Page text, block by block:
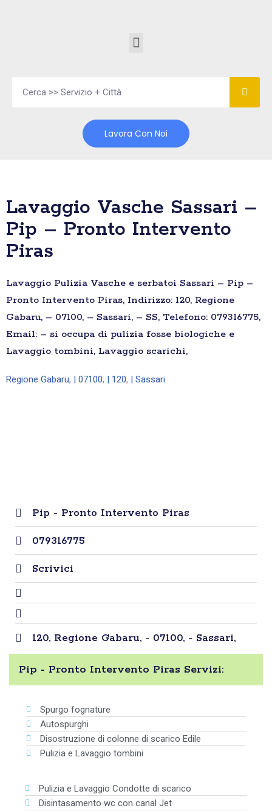
Lavora Con Noi
Lavaggio Vasche Sassari –
Pip – Pronto Intervento
Piras
Lavaggio Pulizia Vasche e serbatoi Sassari – Pip –
Pronto Intervento Piras, Indirizzo: 120, Regione
Gabaru, – 07100, – Sassari, – SS, Telefono: 079316775,
Email: – si occupa di pulizia fosse biologiche e
Lavaggio tombini, Lavaggio scarichi,
Regione Gabaru, | 07100, | 120, | Sassari
Pip - Pronto Intervento Piras
079316775
Scrivici
120, Regione Gabaru, - 07100, - Sassari,
Pip - Pronto Intervento Piras Servizi:
Spurgo fognature
Autospurghi
Disostruzione di colonne di scarico Edile
Pulizia e Lavaggio tombini
Pulizia e Lavaggio Condotte di scarico
Disintasamento wc con canal Jet